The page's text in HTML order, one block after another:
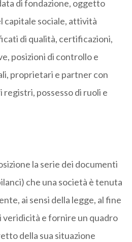
di fondazione, oggetto
capitale sociale, attività
di qualità, certificazioni,
posizioni di controllo e
proprietari e partner con
possesso di ruoli e
la serie dei documenti
che una società è tenuta
ai sensi della legge, al fine
veridicità e fornire un quadro
della sua situazione